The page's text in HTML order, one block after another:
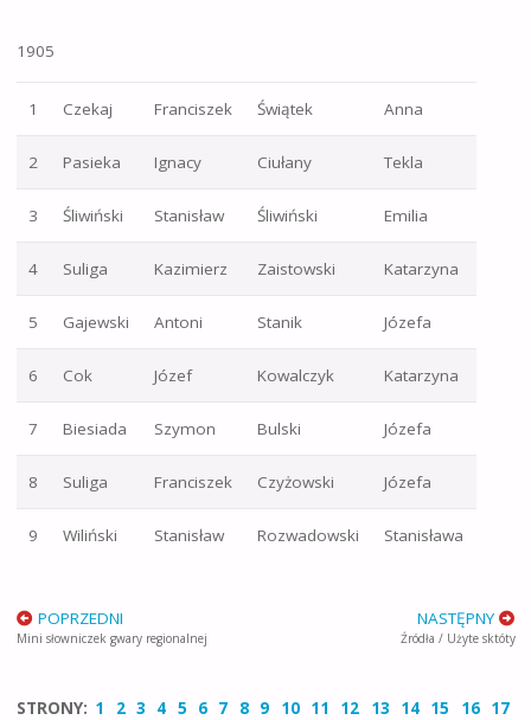
1905
1 Czekaj Franciszek Świątek Anna
2 Pasieka Ignacy Ciułany Tekla
3 Śliwiński Stanisław Śliwiński Emilia
4 Suliga Kazimierz Zaistowski Katarzyna
5 Gajewski Antoni Stanik Józefa
6 Cok Józef Kowalczyk Katarzyna
7 Biesiada Szymon Bulski Józefa
8 Suliga Franciszek Czyżowski Józefa
9 Wiliński Stanisław Rozwadowski Stanisława
POPRZEDNI
Mini słowniczek gwary regionalnej
NASTĘPNY
Źródła / Użyte sktóty
STRONY: 1 2 3 4 5 6 7 8 9 10 11 12 13 14 15 16 17